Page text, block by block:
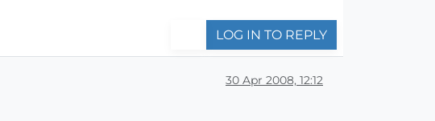
LOG IN TO REPLY
30 Apr 2008, 12:12